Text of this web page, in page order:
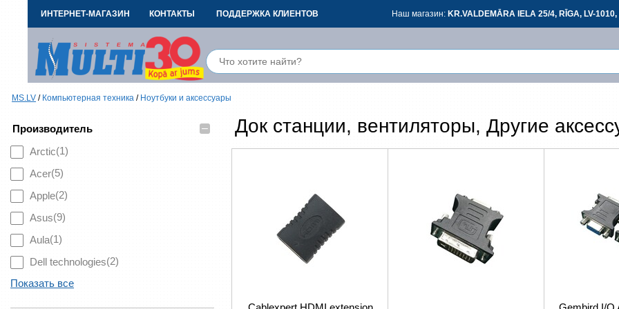
ИНТЕРНЕТ-МАГАЗИН КОНТАКТЫ ПОДДЕРЖКА КЛИЕНТОВ Наш магазин: KR.VALDEMĀRA IELA 25/4, RĪGA, LV-
MS.LV / Компьютерная техника / Ноутбуки и аксессуары
Производитель
–
Arctic(1)
Acer(5)
Apple(2)
Asus(9)
Aula(1)
Dell technologies(2)
Показать все
Док станции, вентиляторы, Другие